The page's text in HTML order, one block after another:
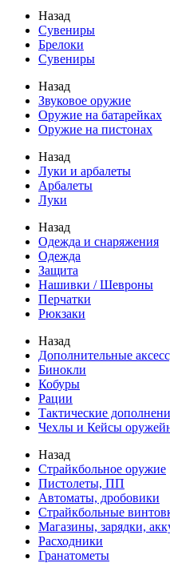
Назад
Сувениры
Брелоки
Сувениры
Назад
Звуковое оружие
Оружие на батарейках
Оружие на пистонах
Назад
Луки и арбалеты
Арбалеты
Луки
Назад
Одежда и снаряжения
Одежда
Защита
Нашивки / Шевроны
Перчатки
Рюкзаки
Назад
Дополнительные
Бинокли
Кобуры
Рации
Тактические
Чехлы и Кейсы
Назад
Страйкбольное оружие
Пистолеты, ПП
Автоматы, дробовики
Страйкбольные
Магазины, зарядки,
Расходники
Гранатометы